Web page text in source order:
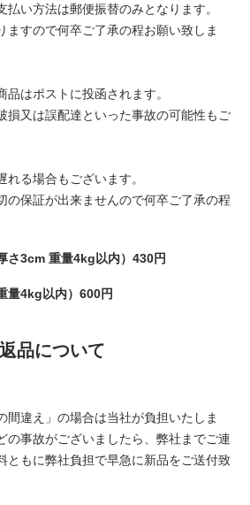
い方法は郵便振替のみとなります。
ますので何卒ご了承の程お願い致しま
はポストに投函されます。
損又は誤配達といった事故の可能性もご
る場合もございます。
の保証が出来ませんので何卒ご了承の程
さ3cm 重量4kg以内）430円
量4kg以内）600円
返品について
間違え」の場合は当社が負担いたしま
の事故がございましたら、弊社までご連
ともに弊社負担で早急に新品をご送付致